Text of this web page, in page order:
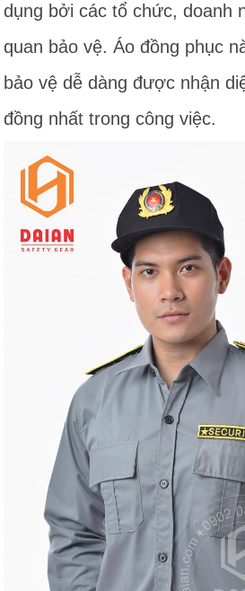
dụng bởi các tổ chức, doanh
quan bảo vệ. Áo đồng phục
bảo vệ dễ dàng được nhận
đồng nhất trong công việc.